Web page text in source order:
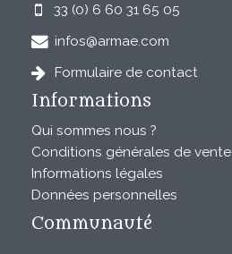
33 (0) 6 60 31 65 05
infos@armae.com
Formulaire de contact
Informations
Qui sommes nous ?
Conditions générales de vente
Informations légales
Données personnelles
Communauté